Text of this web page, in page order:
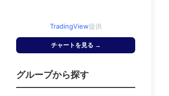
TradingView提供
チャートを見る →
グループから探す